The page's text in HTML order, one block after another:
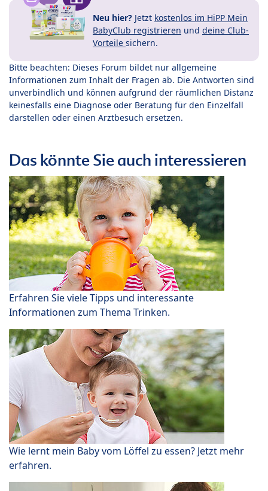
Neu hier? Jetzt kostenlos im HiPP Mein
BabyClub registrieren und deine Club-
Vorteile sichern.
Bitte beachten: Dieses Forum bildet nur allgemeine
Informationen zum Inhalt der Fragen ab. Die Antworten sind
unverbindlich und können aufgrund der räumlichen Distanz
keinesfalls eine Diagnose oder Beratung für den Einzelfall
darstellen oder einen Arztbesuch ersetzen.
Das könnte Sie auch interessieren
Erfahren Sie viele Tipps und interessante
Informationen zum Thema Trinken.
Wie lernt mein Baby vom Löffel zu essen? Jetzt mehr
erfahren.